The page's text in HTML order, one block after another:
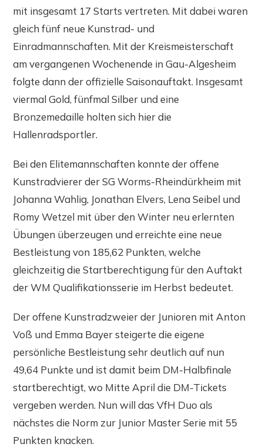
mit insgesamt 17 Starts vertreten. Mit dabei waren
gleich fünf neue Kunstrad- und
Einradmannschaften. Mit der Kreismeisterschaft
am vergangenen Wochenende in Gau-Algesheim
folgte dann der offizielle Saisonauftakt. Insgesamt
viermal Gold, fünfmal Silber und eine
Bronzemedaille holten sich hier die
Hallenradsportler.
Bei den Elitemannschaften konnte der offene
Kunstradvierer der SG Worms-Rheindürkheim mit
Johanna Wahlig, Jonathan Elvers, Lena Seibel und
Romy Wetzel mit über den Winter neu erlernten
Übungen überzeugen und erreichte eine neue
Bestleistung von 185,62 Punkten, welche
gleichzeitig die Startberechtigung für den Auftakt
der WM Qualifikationsserie im Herbst bedeutet.
Der offene Kunstradzweier der Junioren mit Anton
Voß und Emma Bayer steigerte die eigene
persönliche Bestleistung sehr deutlich auf nun
49,64 Punkte und ist damit beim DM-Halbfinale
startberechtigt, wo Mitte April die DM-Tickets
vergeben werden. Nun will das VfH Duo als
nächstes die Norm zur Junior Master Serie mit 55
Punkten knacken.